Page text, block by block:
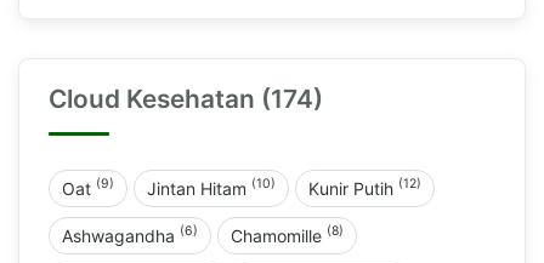
Cloud Kesehatan (174)
Oat (9) Jintan Hitam (10) Kunir Putih (12)
Ashwagandha (6) Chamomille (8)